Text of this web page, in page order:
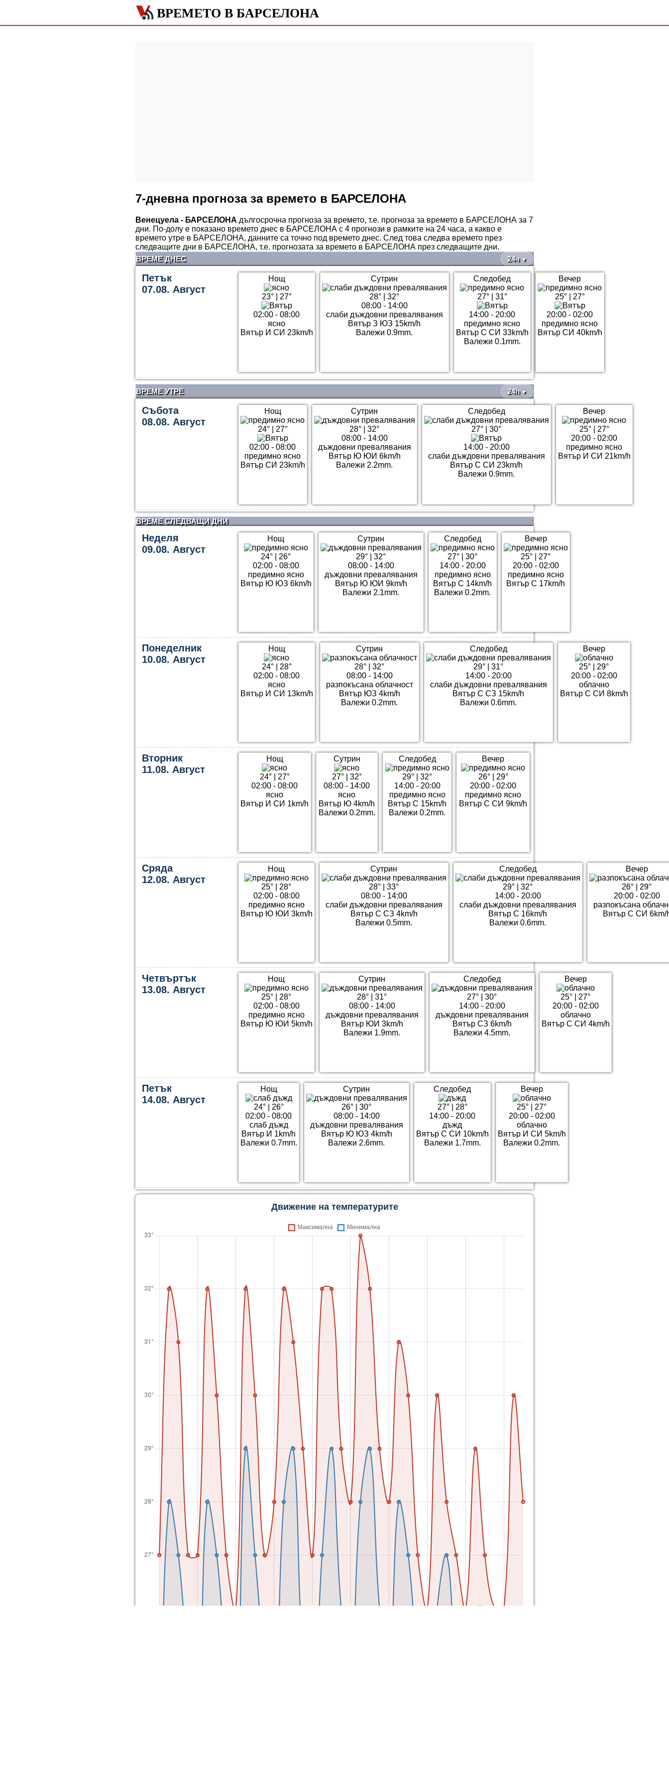
ВРЕМЕТО В БАРСЕЛОНА
7-дневна прогноза за времето в БАРСЕЛОНА
Венецуела - БАРСЕЛОНА дългосрочна прогноза за времето, т.е. прогноза за времето в БАРСЕЛОНА за 7
дни. По-долу е показано времето днес в БАРСЕЛОНА с 4 прогнози в рамките на 24 часа, а какво е
времето утре в БАРСЕЛОНА, данните са точно под времето днес. След това следва времето през
следващите дни в БАРСЕЛОНА, т.е. прогнозата за времето в БАРСЕЛОНА през следващите дни.
ВРЕМЕ ДНЕС
24ч ▼
Петък
07.08. Август
Нощ
23°| 27°
02:00 - 08:00
ясно
Вятър И СИ 23km/h
Сутрин
28°
32°
08:00 - 14:00
слаби дъждовни превалявания
Вятър З ЮЗ 15km/h
Валежи 0.9mm.
Следобед
27°| 31°
14:00 - 20:00
предимно ясно
Вятър С СИ 33km/h
Валежи 0.1mm.
Вечер
25°| 27°
20:00 - 02:00
предимно ясно
Вятър СИ 40km/h
ВРЕМЕ УТРЕ 24h ▼
Събота
08.08. Август
Нощ
24°| 27°
02:00 - 08:00
предимно ясно
Вятър СИ 23km/h
Сутрин
28°
32°
08:00 - 14:00
дъждовни превалявания
Вятър Ю ЮИ 6km/h
Валежи 2.2mm.
Следобед
27° 30°
14:00 - 20:00
слаби дъждовни превалявания
Вятър С СИ 23km/h
Валежи 0.9mm.
Вечер
25°| 27°
20:00 - 02:00
предимно ясно
Вятър И СИ 21km/h
ВРЕМЕ СЛЕДВАЩИ ДНИ
Неделя
09.08. Август
Нощ
24°
26°
02:00 - 08:00
предимно ясно
Вятър Ю ЮЗ 6km/h
Сутрин
29°
32°
08:00 - 14:00
дъждовни превалявания
Вятър Ю ЮИ 9km/h
Валежи 2.1mm.
Следобед
27°
30°
14:00 - 20:00
предимно ясно
Вятър С 14km/h
Валежи 0.2mm.
Вечер
25°
27°
20:00 - 02:00
предимно ясно
Вятър С 17km/h
Понеделник
10.08. Август
Нощ
24°| 28°
02:00 - 08:00
ясно
Вятър И СИ 13km/h
Сутрин
28°
32°
08:00 - 14:00
разпокъсана облачност
Вятър ЮЗ 4km/h
Валежи 0.2mm.
Следобед
29°
31°
14:00 - 20:00
слаби дъждовни превалявания
Вятър С СЗ 15km/h
Валежи 0.6mm.
Вечер
25°
29°
20:00 - 02:00
облачно
Вятър С СИ 8km/h
Вторник
11.08. Август
Нощ
24°| 27°
02:00 - 08:00
ясно
Вятър И СИ 1km/h
Сутрин
27°| 32°
08:00 - 14:00
ясно
Вятър Ю 4km/h
Валежи 0.2mm.
Следобед
29° |32°
14:00 - 20:00
предимно ясно
Вятър С 15km/h
Валежи 0.2mm.
Вечер
26°| 29°
20:00 - 02:00
предимно ясно
Вятър С СИ 9km/h
Сряда
12.08. Август
Нощ
25°
28°
02:00 - 08:00
предимно ясно
Вятър Ю ЮИ 3km/h
Сутрин
28°
33°
08:00 - 14:00
слаби дъждовни превалявания
Вятър С СЗ 4km/h
Валежи 0.5mm.
Следобед
29°
32°
14:00 - 20:00
слаби дъждовни превалявания
Вятър С 16km/h
Валежи 0.6mm.
Вечер
26°
29°
20:00 - 02:00
разпокъсана
Вятър С СИ 6km/
Четвъртък
13.08. Август
Нощ
25°
28°
02:00 - 08:00
предимно ясно
Вятър Ю ЮИ 5km/h
Сутрин
28°
31°
08:00 - 14:00
дъждовни превалявания
Вятър ЮИ 3km/h
Валежи 1.9mm.
Следобед
27°
30°
14:00 - 20:00
дъждовни превалявания
Вятър СЗ 6km/h
Валежи 4.5mm.
Вечер
25°
27°
20:00 - 02:00
облачно
Вятър С СИ 4km/h
Петък
14.08. Август
Нощ
24°| 26°
02:00 - 08:00
слаб дъжд
Вятър И 1km/h
Валежи 0.7mm.
Сутрин
26°
30°
08:00 - 14:00
дъждовни превалявания
Вятър Ю ЮЗ 4km/h
Валежи 2.6mm.
Следобед
27°| 28°
14:00 - 20:00
дъжд
Вятър С СИ 10km/h
Валежи 1.7mm.
Вечер
25°
27°
20:00 - 02:00
облачно
Вятър И СИ 5km/h
Валежи 0.2mm.
Движение на температурите